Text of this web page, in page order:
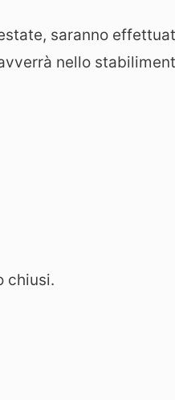
saranno
nello
chiusi.